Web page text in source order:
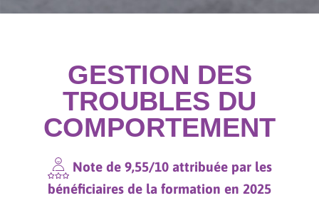
GESTION DES
TROUBLES DU
COMPORTEMENT
Note de 9,55/10 attribuée par les
bénéficiaires de la formation en 2025